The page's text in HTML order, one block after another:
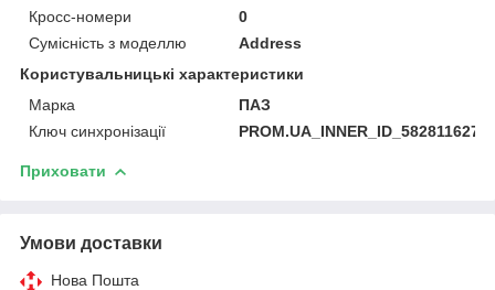
Кросс-номери
0
Сумісність з моделлю
Address
Користувальницькі характеристики
Марка
ПАЗ
Ключ синхронізації
PROM.UA_INNER_ID_582811627
Приховати
Умови доставки
Нова Пошта